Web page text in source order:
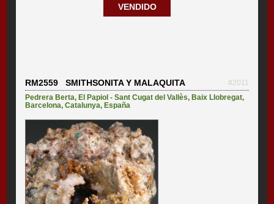
VENDIDO
RM2559 SMITHSONITA Y MALAQUITA
#2011
Pedrera Berta,El Papiol - Sant Cugat del Vallès,Baix Llobregat,
Barcelona,Catalunya,España